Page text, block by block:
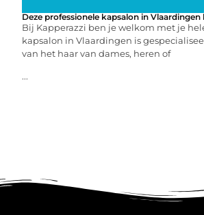
Deze professionele kapsalon in
Bij Kapperazzi ben je welkom met je
kapsalon in Vlaardingen is
van het haar van dames, heren of
...